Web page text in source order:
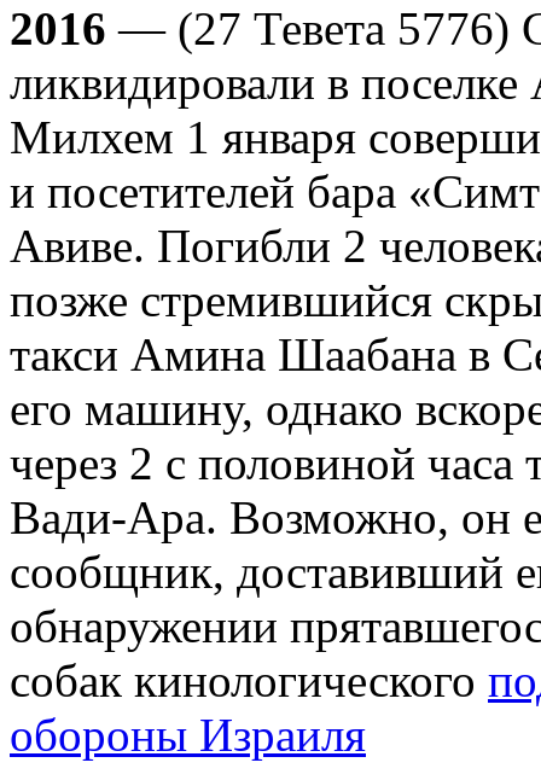
2016 — (27 Тевета 5776)
ликвидировали в
Милхем 1 января
и посетителей бара
Авиве. Погибли 2
позже стремившийся
такси Амина Шаабана в
его машину, однако
через 2 с половиной часа
Вади-Ара. Возможно, он
сообщник, доставивший
обнаружении
собак кинологического
обороны Израиля